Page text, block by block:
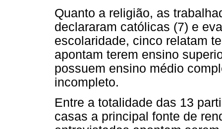
Quanto a religião, as
declararam católicas (7) e
escolaridade, cinco relatam
apontam terem ensino
possuem ensino médio
incompleto.
Entre a totalidade das 13
casas a principal fonte de